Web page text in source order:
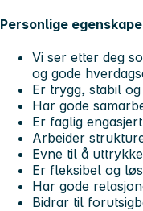
Personlige
Vi ser etter deg
og gode
Er trygg, stabil
Har gode
Er faglig
Arbeider
Evne til å
Er fleksibel og
Har gode
Bidrar til